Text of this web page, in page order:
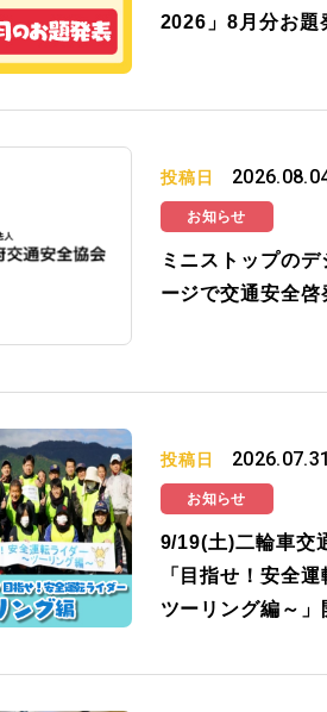
2026」8月分お題
投稿日
お知らせ
ミニストップの
ージで交通安全啓
投稿日 2026.07.31
お知らせ
9/19(土)二輪車交
「目指せ！安全
ツーリング編～」